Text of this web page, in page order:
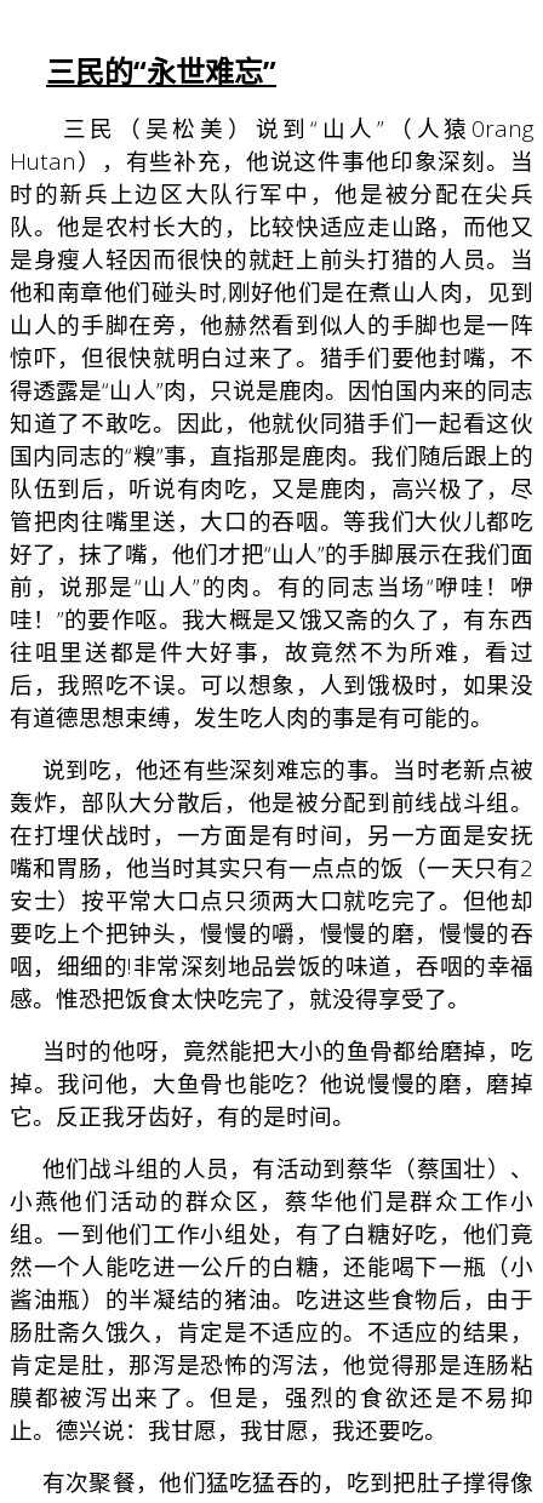
三民的“永世难忘”
三民（吴松美）说到“山人”（人猿0rang
Hutan），有些补充，他说这件事他印象深刻。当
时的新兵上边区大队行军中，他是被分配在尖兵
队。他是农村长大的，比较快适应走山路，而他又
是身瘦人轻因而很快的就赶上前头打猎的人员。当
他和南章他们碰头时,刚好他们是在煮山人肉，见到
山人的手脚在旁，他赫然看到似人的手脚也是一阵
惊吓，但很快就明白过来了。猎手们要他封嘴，不
得透露是“山人”肉，只说是鹿肉。因怕国内来的同志
知道了不敢吃。因此，他就伙同猎手们一起看这伙
国内同志的“糗”事，直指那是鹿肉。我们随后跟上的
队伍到后，听说有肉吃，又是鹿肉，高兴极了，尽
管把肉往嘴里送，大口的吞咽。等我们大伙儿都吃
好了，抹了嘴，他们才把“山人”的手脚展示在我们面
前，说那是“山人”的肉。有的同志当场“咿哇！咿
哇！”的要作呕。我大概是又饿又斋的久了，有东西
往咀里送都是件大好事，故竟然不为所难，看过
后，我照吃不误。可以想象，人到饿极时，如果没
有道德思想束缚，发生吃人肉的事是有可能的。
说到吃，他还有些深刻难忘的事。当时老新点被
轰炸，部队大分散后，他是被分配到前线战斗组。
在打埋伏战时，一方面是有时间，另一方面是安抚
嘴和胃肠，他当时其实只有一点点的饭（一天只有2
安士）按平常大口点只须两大口就吃完了。但他却
要吃上个把钟头，慢慢的嚼，慢慢的磨，慢慢的吞
咽，细细的!非常深刻地品尝饭的味道，吞咽的幸福
感。惟恐把饭食太快吃完了，就没得享受了。
当时的他呀，竟然能把大小的鱼骨都给磨掉，吃
掉。我问他，大鱼骨也能吃？他说慢慢的磨，磨掉
它。反正我牙齿好，有的是时间。
他们战斗组的人员，有活动到蔡华（蔡国壮）、
小燕他们活动的群众区，蔡华他们是群众工作小
组。一到他们工作小组处，有了白糖好吃，他们竟
然一个人能吃进一公斤的白糖，还能喝下一瓶（小
酱油瓶）的半凝结的猪油。吃进这些食物后，由于
肠肚斋久饿久，肯定是不适应的。不适应的结果，
肯定是肚，那泻是恐怖的泻法，他觉得那是连肠粘
膜都被泻出来了。但是，强烈的食欲还是不易抑
止。德兴说：我甘愿，我甘愿，我还要吃。
有次聚餐，他们猛吃猛吞的，吃到把肚子撑得像